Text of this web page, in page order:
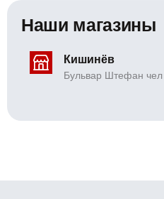
Наши магазины
Кишинёв
Бульвар Штефан